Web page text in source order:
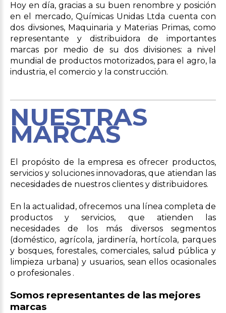
Hoy en día, gracias a su buen renombre y posición
en el mercado, Químicas Unidas Ltda cuenta con
dos divsiones, Maquinaria y Materias Primas, como
representante y distribuidora de importantes
marcas por medio de su dos divisiones: a nivel
mundial de productos motorizados, para el agro, la
industria, el comercio y la construcción.
NUESTRAS
MARCAS
El propósito de la empresa es ofrecer productos,
servicios y soluciones innovadoras, que atiendan las
necesidades de nuestros clientes y distribuidores.
En la actualidad, ofrecemos una línea completa de
productos y servicios, que atienden las
necesidades de los más diversos segmentos
(doméstico, agrícola, jardinería, hortícola, parques
y bosques, forestales, comerciales, salud pública y
limpieza urbana) y usuarios, sean ellos ocasionales
o profesionales .
Somos representantes de las mejores
marcas